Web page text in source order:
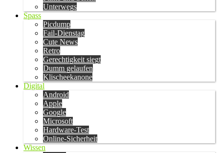
Unterwegs
Spass
Picdump
Fail-Dienstag
Cute News
Retro
Gerechtigkeit siegt
Dumm gelaufen
Klischeekanone
Digital
Android
Apple
Google
Microsoft
Hardware-Test
Online-Sicherheit
Wissen